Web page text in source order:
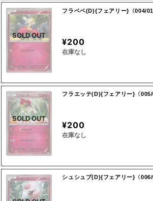
SOLD OUT
フラベベ(D){フェアリー}〈004/
¥200
在庫なし
SOLD OUT
フラエッテ(D){フェアリー}〈
¥200
在庫なし
シュシュプ(D){フェアリー}〈